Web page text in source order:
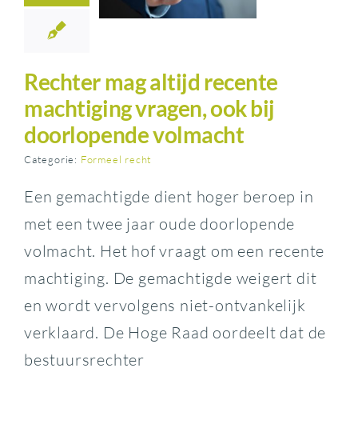
Rechter mag altijd recente
machtiging vragen, ook bij
doorlopende volmacht
Categorie: Formeel recht
Een gemachtigde dient hoger beroep in
met een twee jaar oude doorlopende
volmacht. Het hof vraagt om een recente
machtiging. De gemachtigde weigert dit
en wordt vervolgens niet-ontvankelijk
verklaard. De Hoge Raad oordeelt dat de
bestuursrechter